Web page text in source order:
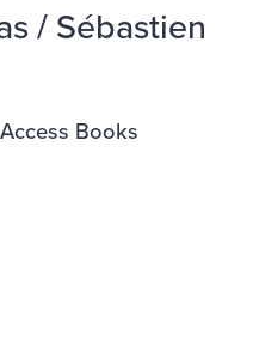
/ Sébastien
Books